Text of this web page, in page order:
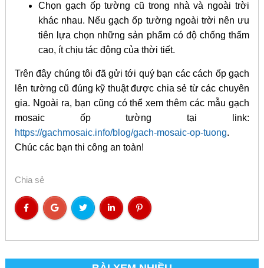
Chọn gạch ốp tường cũ trong nhà và ngoài trời
khác nhau. Nếu gạch ốp tường ngoài trời nên ưu
tiên lựa chọn những sản phẩm có độ chống thấm
cao, ít chịu tác động của thời tiết.
Trên đây chúng tôi đã gửi tới quý bạn các cách ốp gạch
lên tường cũ đúng kỹ thuật được chia sẻ từ các chuyên
gia. Ngoài ra, bạn cũng có thể xem thêm các mẫu gạch
mosaic ốp tường tại link:
https://gachmosaic.info/blog/gach-mosaic-op-tuong.
Chúc các bạn thi công an toàn!
Chia sẻ